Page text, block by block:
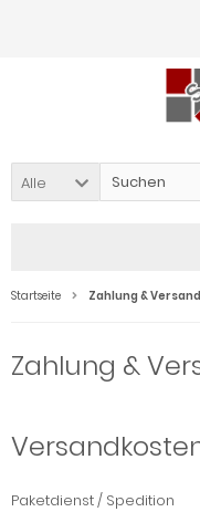
Alle
Startseite Zahlung & Versand
Zahlung &
Paketdienst / Spedition